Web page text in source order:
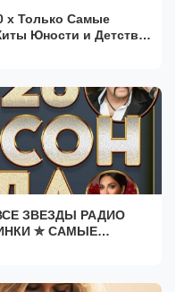
х Только Самые
Юности и Детства
ЗВЕЗДЫ РАДИО
✮ САМЫЕ